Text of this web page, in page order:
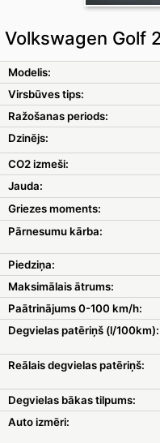
Volkswagen Golf
Modelis:
Virsbūves tips:
Ražošanas periods:
Dzinējs:
CO2 izmeši:
Jauda:
Griezes moments:
Pārnesumu kārba:
Piedziņa:
Maksimālais ātrums:
Paātrinājums 0-100 km/h:
Degvielas patēriņš (l/100km):
Reālais degvielas patēriņš:
Degvielas bākas tilpums:
Auto izmēri: